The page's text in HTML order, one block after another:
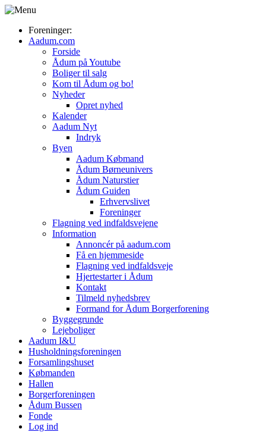
Foreninger:
Aadum.com
Forside
Ådum på Youtube
Boliger til salg
Kom til Ådum og bo!
Nyheder
Opret nyhed
Kalender
Aadum Nyt
Indryk
Byen
Aadum Købmand
Ådum Børneunivers
Ådum Naturstier
Ådum Guiden
Erhvervslivet
Foreninger
Flagning ved indfaldsvejene
Information
Annoncér på aadum.com
Få en hjemmeside
Flagning ved indfaldsveje
Hjertestarter i Ådum
Kontakt
Tilmeld nyhedsbrev
Formand for Ådum Borgerforening
Byggegrunde
Lejeboliger
Aadum I&U
Husholdningsforeningen
Forsamlingshuset
Købmanden
Hallen
Borgerforeningen
Ådum Bussen
Fonde
Log ind